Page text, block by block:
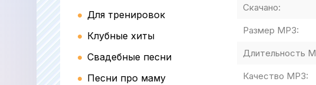
Для тренировок
Клубные хиты
Свадебные песни
Песни про маму
Скачано:
Размер MP3:
Длительность
Качество MP3: